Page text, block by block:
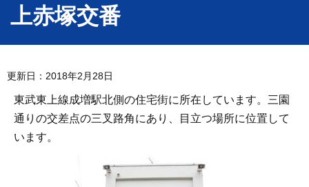
上赤塚交番
更新日：2018年2月28日
東武東上線成増駅北側の住宅街に所在しています。三園
通りの交差点の三叉路角にあり、目立つ場所に位置して
います。